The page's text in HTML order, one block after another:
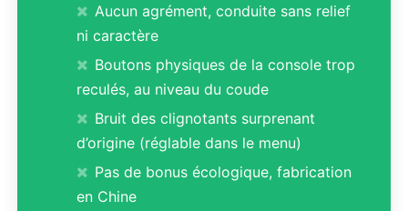
Aucun agrément, conduite sans relief
ni caractère
Boutons physiques de la console trop
reculés, au niveau du coude
Bruit des clignotants surprenant
d’origine (réglable dans le menu)
Pas de bonus écologique, fabrication
en Chine